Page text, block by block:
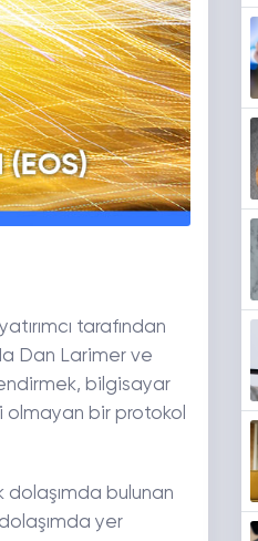
tarafından
Dan Larimer ve
bilgisayar
olmayan bir protokol
dolaşımda bulunan
yer